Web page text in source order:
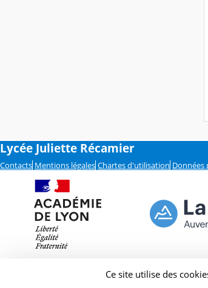
Lycée Juliette Récamier
Contacts Mentions légales Chartes d'utilisation Données
Ce site utilise des